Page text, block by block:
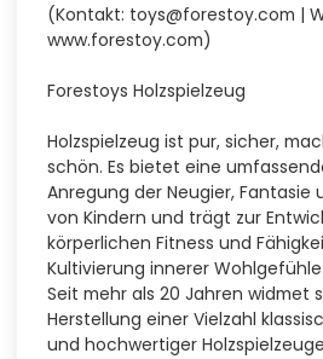
(Kontakt: toys@forestoy.com |
www.forestoy.com)
Forestoys Holzspielzeug
Holzspielzeug ist pur, sicher,
schön. Es bietet eine
Anregung der Neugier,
von Kindern und trägt zur
körperlichen Fitness und
Kultivierung innerer
Seit mehr als 20 Jahren widmet
Herstellung einer Vielzahl
und hochwertiger